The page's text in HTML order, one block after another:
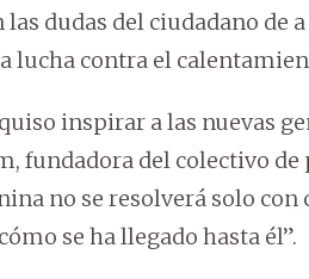
dudas del ciudadano de
lucha contra el
inspirar a las nuevas
fundadora del colectivo de
no se resolverá solo con
se ha llegado hasta él”.